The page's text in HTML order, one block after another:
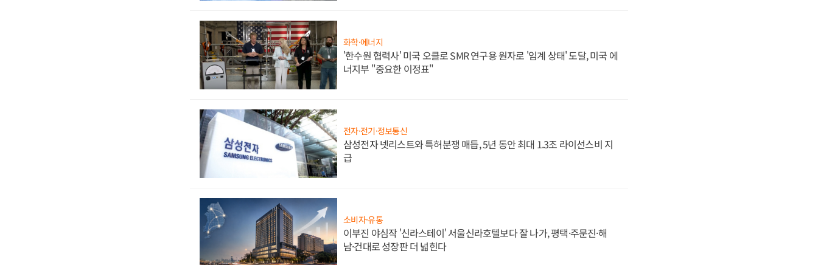
화학·에너지
'한수원 협력사' 미국 오클로 SMR 연구용 원자로 '임계 상태' 도달, 미국 에
너지부 "중요한 이정표"
전자·전기·정보통신
삼성전자 넷리스트와 특허분쟁 매듭, 5년 동안 최대 1.3조 라이선스비 지
급
소비자·유통
이부진 야심작 '신라스테이' 서울신라호텔보다 잘 나가, 평택·주문진·해
남·건대로 성장판 더 넓힌다